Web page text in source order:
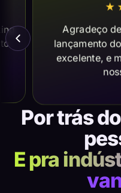
Agradeço
lançamento
excelente, e
Por trás
E pra